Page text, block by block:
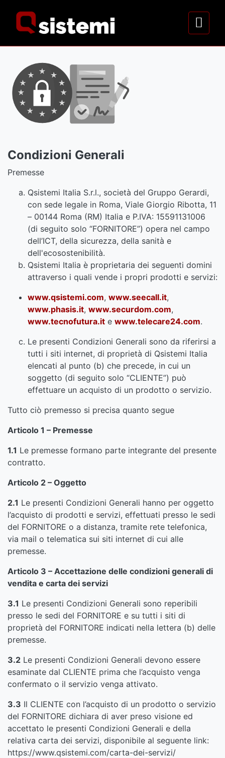
Condizioni Generali
Premesse
Qsistemi Italia S.r.l., società del Gruppo Gerardi,
con sede legale in Roma, Viale Giorgio Ribotta, 11
– 00144 Roma (RM) Italia e P.IVA: 15591131006
(di seguito solo “FORNITORE”) opera nel campo
dell’ICT, della sicurezza, della sanità e
dell'ecosostenibilità.
Qsistemi Italia è proprietaria dei seguenti domini
attraverso i quali vende i propri prodotti e servizi:
www.qsistemi.com, www.seecall.it,
www.phasis.it, www.securdom.com,
www.tecnofutura.it e www.telecare24.com.
Le presenti Condizioni Generali sono da riferirsi a
tutti i siti internet, di proprietà di Qsistemi Italia
elencati al punto (b) che precede, in cui un
soggetto (di seguito solo “CLIENTE”) può
effettuare un acquisto di un prodotto o servizio.
Tutto ciò premesso si precisa quanto segue
Articolo 1 – Premesse
1.1 Le premesse formano parte integrante del presente
contratto.
Articolo 2 – Oggetto
2.1 Le presenti Condizioni Generali hanno per oggetto
l’acquisto di prodotti e servizi, effettuati presso le sedi
del FORNITORE o a distanza, tramite rete telefonica,
via mail o telematica sui siti internet di cui alle
premesse.
Articolo 3 – Accettazione delle condizioni generali di
vendita e carta dei servizi
3.1 Le presenti Condizioni Generali sono reperibili
presso le sedi del FORNITORE e su tutti i siti di
proprietà del FORNITORE indicati nella lettera (b) delle
premesse.
3.2 Le presenti Condizioni Generali devono essere
esaminate dal CLIENTE prima che l’acquisto venga
confermato o il servizio venga attivato.
3.3 Il CLIENTE con l’acquisto di un prodotto o servizio
del FORNITORE dichiara di aver preso visione ed
accettato le presenti Condizioni Generali e della
relativa carta dei servizi, disponibile al seguente link:
https://www.qsistemi.com/carta-dei-servizi/